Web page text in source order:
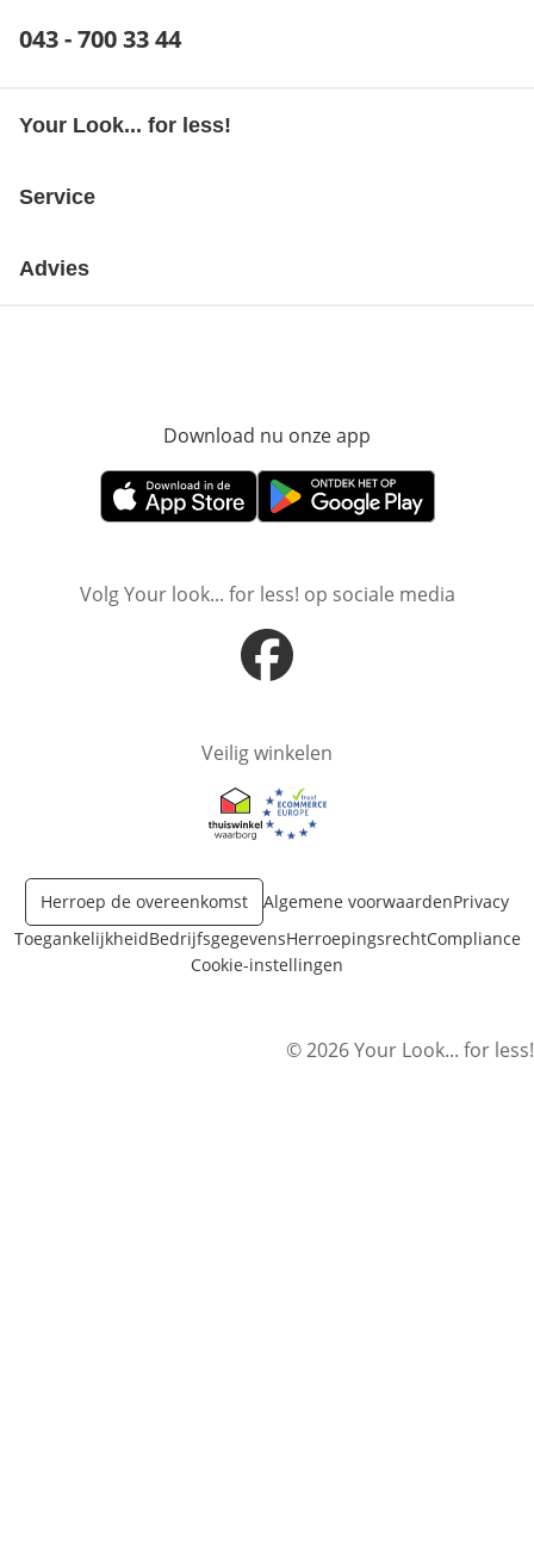
Telefoonnummer:
043 - 700 33 44
Your Look... for less!
Service
Advies
Download nu onze app
Opent in nieuw vensterOpent in nieuw venster
Volg Your look... for less! op sociale media
Opent in nieuw venster
Veilig winkelen
Opent in nieuw venster
Opent in nieuw venster
Herroep de overeenkomst Algemene voorwaardenPrivacy
ToegankelijkheidBedrijfsgegevensHerroepingsrechtCompliance
Cookie-instellingen
© 2026 Your Look... for less!